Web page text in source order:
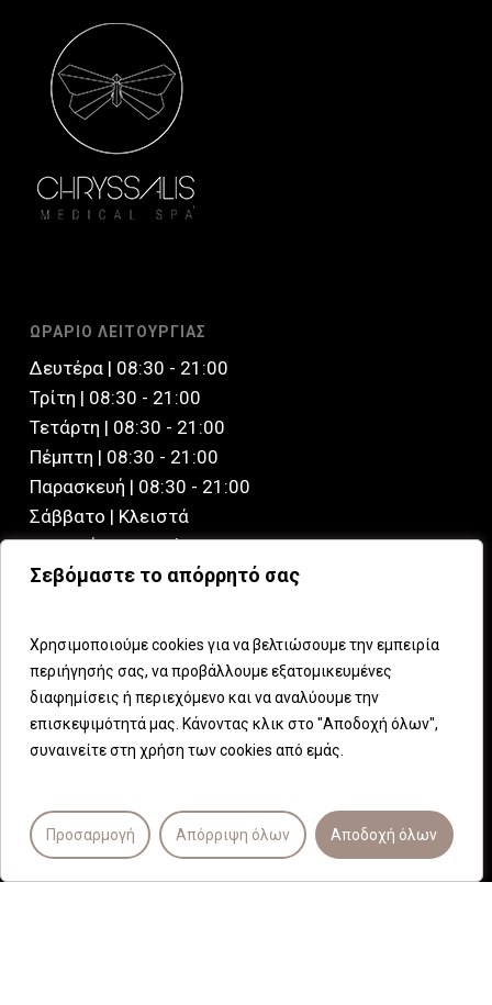
Σεβόμαστε το απόρρητό σας
Χρησιμοποιούμε cookies για να βελτιώσουμε την εμπειρία
περιήγησής σας, να προβάλλουμε εξατομικευμένες
διαφημίσεις ή περιεχόμενο και να αναλύουμε την
επισκεψιμότητά μας. Κάνοντας κλικ στο "Αποδοχή όλων",
συναινείτε στη χρήση των cookies από εμάς.
Προσαρμογή Απόρριψη όλων Αποδοχή όλων
ΩΡΑΡΙΟ ΛΕΙΤΟΥΡΓΙΑΣ
Δευτέρα | 08:30 - 21:00
Τρίτη | 08:30 - 21:00
Τετάρτη | 08:30 - 21:00
Πέμπτη | 08:30 - 21:00
Παρασκευή | 08:30 - 21:00
Σάββατο | Kλειστά
Κυριακή | Κλειστά
Ηρώδου Αττικού 7
145 61, Κηφισιά
Αττική, Ελλάδα
Τηλέφωνο (+30)210 8083296